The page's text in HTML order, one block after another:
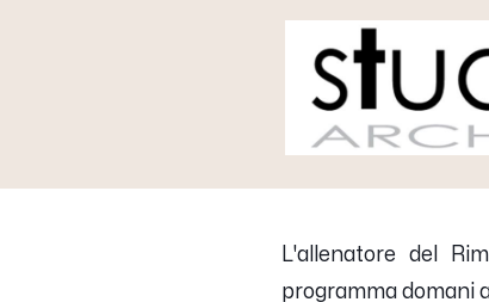
L'allenatore del
programma domani